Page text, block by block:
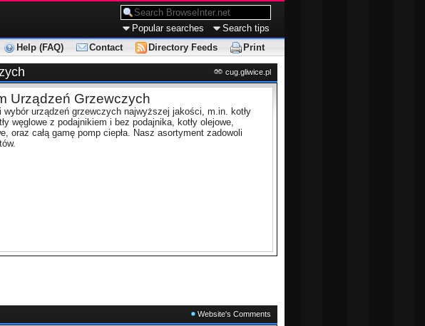
Popular searches
Search tips
Help (FAQ) Contact Directory Feeds
Print
cug.gliwice.pl
Urządzeń Grzewczych
urządzeń grzewczych najwyższej jakości, m.in. kotły
węglowe z podajnikiem i bez podajnika, kotły olejowe,
oraz całą gamę pomp ciepła. Nasz asortyment zadowoli
Website's Comments